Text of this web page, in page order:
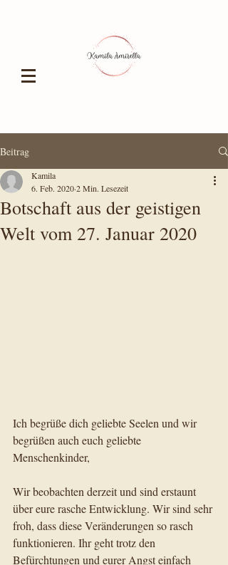
Beitrag
Botschaft aus der geistigen
Welt vom 27. Januar 2020
Kamila
6. Feb. 20202 Min. Lesezeit
Ich begrüße dich geliebte Seelen und wir
begrüßen auch euch geliebte
Menschenkinder,
Wir beobachten derzeit und sind erstaunt
über eure rasche Entwicklung. Wir sind sehr
froh, dass diese Veränderungen so rasch
funktionieren. Ihr geht trotz den
Befürchtungen und eurer Angst einfach